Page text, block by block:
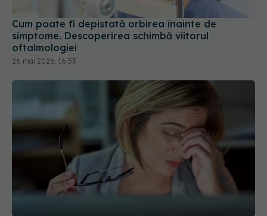
Cum poate fi depistată orbirea înainte de
simptome. Descoperirea schimbă viitorul
oftalmologiei
26 mai 2026, 16:53